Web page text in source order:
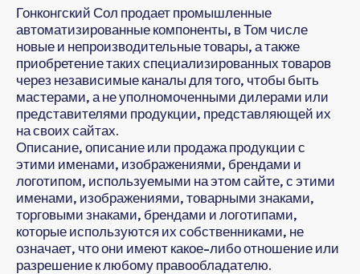
Гонконгский Сол продает промышленные
автоматизированные компоненты, в Том числе
новые и непроизводительные товары, а также
приобретение таких специализированных товаров
через независимые каналы для того, чтобы быть
мастерами, а не уполномоченными дилерами или
представителями продукции, представляющей их
на своих сайтах.
Описание, описание или продажа продукции с
этими именами, изображениями, брендами и
логотипом, используемыми на этом сайте, с этими
именами, изображениями, товарными знаками,
торговыми знаками, брендами и логотипами,
которые используются их собственниками, не
означает, что они имеют какое-либо отношение или
разрешение к любому правообладателю.